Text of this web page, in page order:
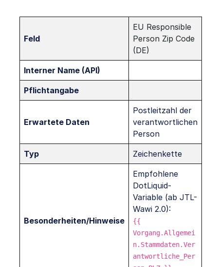
Feld
EU Responsible
Person Zip Code
(DE)
Interner Name (API)
Pflichtangabe
Erwartete Daten
Postleitzahl der
verantwortlichen
Person
Typ Zeichenkette
Besonderheiten/Hinweise
Empfohlene
DotLiquid-
Variable (ab JTL-
Wawi 2.0):
{{
Vorgang.Allgemei
n.Stammdaten.Ver
antwortliche_Per